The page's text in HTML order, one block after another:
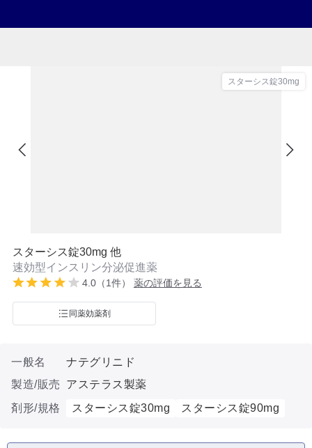
スターシス錠30mg
スターシス錠30mg 他
速効型インスリン分泌促進薬
4.0（1件） 薬の評価を見る
同薬効薬剤
一般名
ナテグリニド
製造/販売
アステラス製薬
剤形/規格
スターシス錠30mg スターシス錠90mg